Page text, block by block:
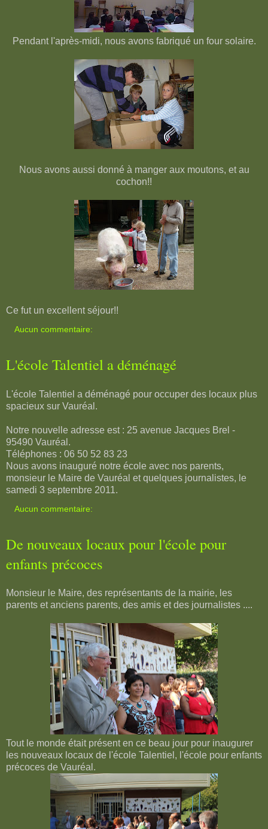
Pendant l'après-midi, nous avons fabriqué un four solaire.
Nous avons aussi donné à manger aux moutons, et au
cochon!!
Ce fut un excellent séjour!!
Aucun commentaire:
L'école Talentiel a déménagé
L'école Talentiel a déménagé pour occuper des locaux plus
spacieux sur Vauréal.
Notre nouvelle adresse est : 25 avenue Jacques Brel -
95490 Vauréal.
Téléphones : 06 50 52 83 23
Nous avons inauguré notre école avec nos parents,
monsieur le Maire de Vauréal et quelques journalistes, le
samedi 3 septembre 2011.
Aucun commentaire:
De nouveaux locaux pour l'école pour
enfants précoces
Monsieur le Maire, des représentants de la mairie, les
parents et anciens parents, des amis et des journalistes ....
Tout le monde était présent en ce beau jour pour inaugurer
les nouveaux locaux de l'école Talentiel, l'école pour enfants
précoces de Vauréal.